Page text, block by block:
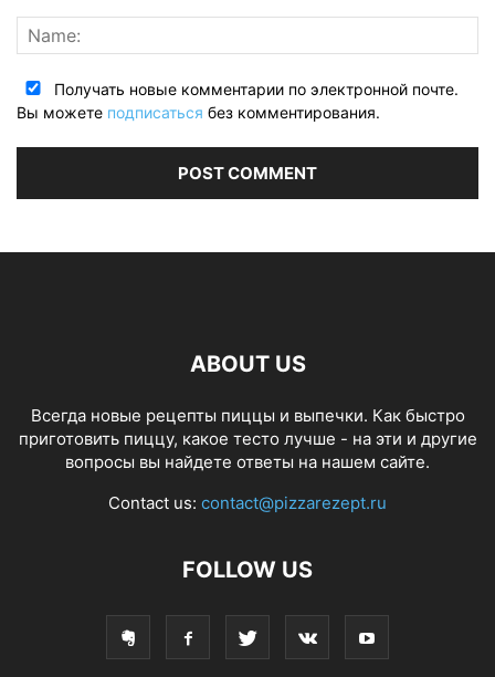
Получать новые комментарии по электронной почте.
Вы можете подписаться без комментирования.
ABOUT US
Всегда новые рецепты пиццы и выпечки. Как быстро
приготовить пиццу, какое тесто лучше - на эти и другие
вопросы вы найдете ответы на нашем сайте.
Contact us: contact@pizzarezept.ru
FOLLOW US